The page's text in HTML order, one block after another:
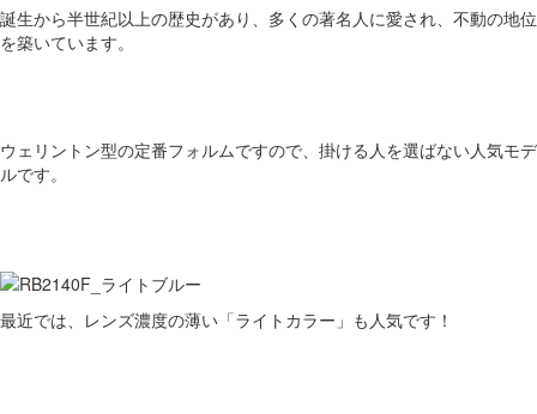
誕生から半世紀以上の歴史があり、多くの著名人に愛され、不動の地位
を築いています。
ウェリントン型の定番フォルムですので、掛ける人を選ばない人気モデ
ルです。
最近では、レンズ濃度の薄い「ライトカラー」も人気です！